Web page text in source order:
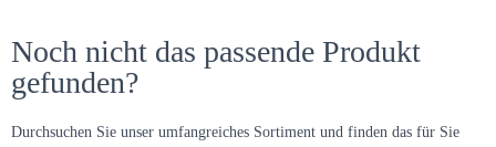
Noch nicht das passende Produkt
gefunden?
Durchsuchen Sie unser umfangreiches Sortiment und finden das für Sie